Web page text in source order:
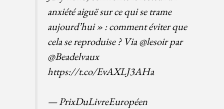
anxiété aiguë sur ce qui se trame
aujourd’hui » : comment éviter que
cela se reproduise ? Via@lesoirpar
@Beadelvaux
https://t.co/EvAXLJ3AHa
— PrixDuLivreEuropéen